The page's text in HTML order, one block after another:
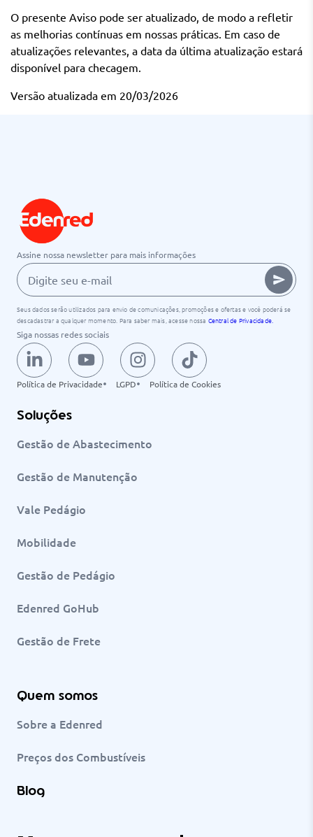
O presente Aviso pode ser atualizado, de modo a refletir
as melhorias contínuas em nossas práticas. Em caso de
atualizações relevantes, a data da última atualização estará
disponível para checagem.
Versão atualizada em 20/03/2026
Assine nossa newsletter para mais informações
Seus dados serão utilizados para envio de comunicações, promoções e ofertas e você poderá se
descadastrar a qualquer momento. Para saber mais, acesse nossa Central de Privacidade.
Siga nossas redes sociais
Política de Privacidade LGPD Política de Cookies
Soluções
Gestão de Abastecimento
Gestão de Manutenção
Vale Pedágio
Mobilidade
Gestão de Pedágio
Edenred GoHub
Gestão de Frete
Quem somos
Sobre a Edenred
Preços dos Combustíveis
Blog